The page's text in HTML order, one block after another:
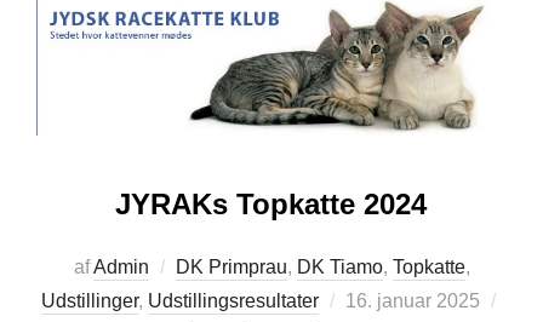
JYRAKs Topkatte 2024
afAdmin DK Primprau, DK Tiamo, Topkatte,
Udstillinger, Udstillingsresultater
Udgivet
16. januar 2025